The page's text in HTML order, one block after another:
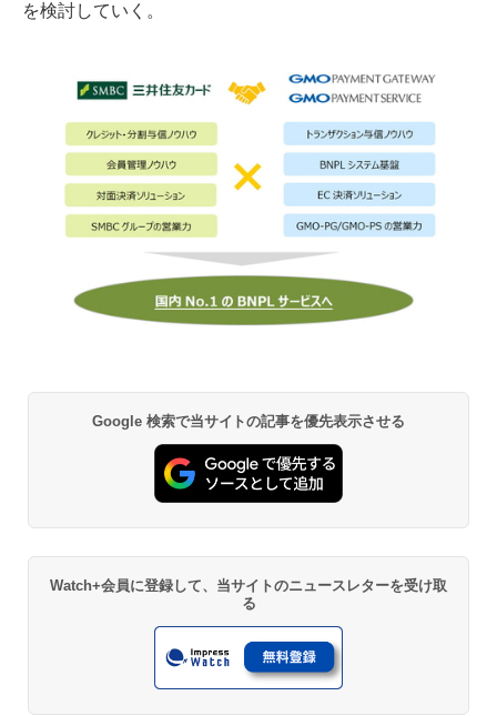
を検討していく。
Google 検索で当サイトの記事を優先表示させる
Watch+会員に登録して、当サイトのニュースレターを受け取
る